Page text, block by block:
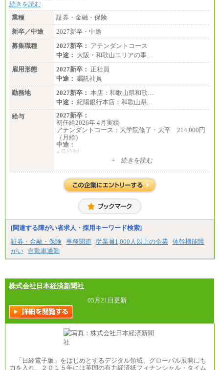
続きを読む
業種
証券・金融・保険
新卒／中途
2027新卒・中途
募集職種
2027新卒： アテンダントコース
中途： 大阪・和歌山エリアの事…
雇用形態
2027新卒： 正社員
中途： 嘱託社員
勤務地
2027新卒： 本店：和歌山県和歌…
中途： 紀陽銀行本店：和歌山県…
給与
2027新卒：
初任給2026年 4月実績
アテンダントコース：大学院修了・大卒 214,000円
（月給）
中途：
●月給制
月給：185,000円～250,000円 (想定年収：230万円 ～
（163時間/月）
※勤務地、経験により異なります。
+ 続きを読む
[関連する障がい者求人・採用キーワード検索]
証券・金融・保険 事務関連 従業員1,000人以上の企業
体幹機能障
がい
自動車通勤
株式会社日本経済新聞社
05月21日更新
「日経電子版」をはじめとするデジタル領域、グローバル展開にも
力を入れ、２０１５年には英国の有力経済紙フィナンシャル・タイム